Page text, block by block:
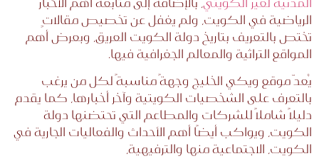
الرياضية في الكويت، ولم يغفل عن تخصيص مقالاتٍ
تختص بالتعريف بتاريخ دولة الكويت العريق، وبعرض أهم
المواقع التراثية والمعالم الجغرافية فيها.
يُعدّ موقع ويكي الخليج وجهةً مناسبةً لكل من يرغب
بالتعرف على الشخصيات الكويتية وآخر أخبارها، كما يقدم
دليلًا شاملًا للشركات والمطاعم التي تحتضنها دولة
الكويت، ويواكب أيضًا أهم الأحداث والفعاليات الجارية في
الكويت، الاجتماعية منها والترفيهية،